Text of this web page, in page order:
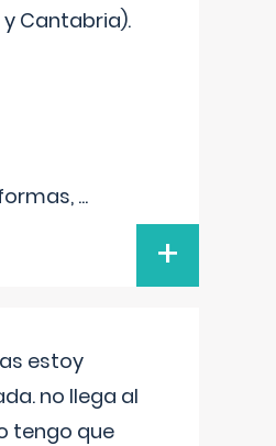
Cantabria).
...
+
estoy
no llega al
tengo que